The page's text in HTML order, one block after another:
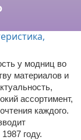
у модниц во
материалов и
ассортимент,
каждого.
году.